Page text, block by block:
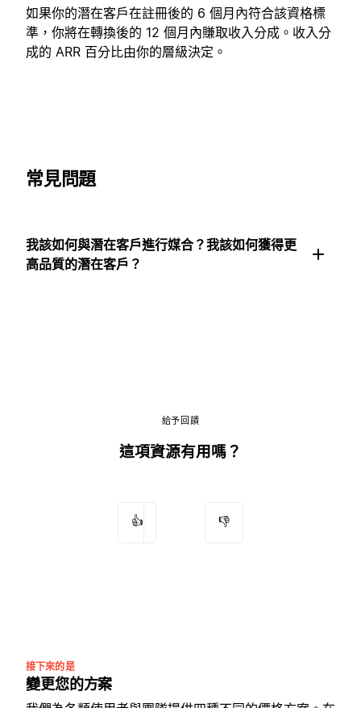
如果你的潛在客戶在註冊後的 6 個月內符合該資格標
準，你將在轉換後的 12 個月內賺取收入分成。收入分
成的 ARR 百分比由你的層級決定。
常見問題
我該如何與潛在客戶進行媒合？我該如何獲得更
高品質的潛在客戶？
給予回饋
這項資源有用嗎？
👍 👎
接下來的是
變更您的方案